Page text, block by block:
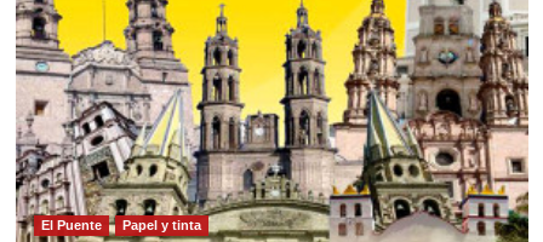
víctimas
del
terror
El Puente Papel y tinta